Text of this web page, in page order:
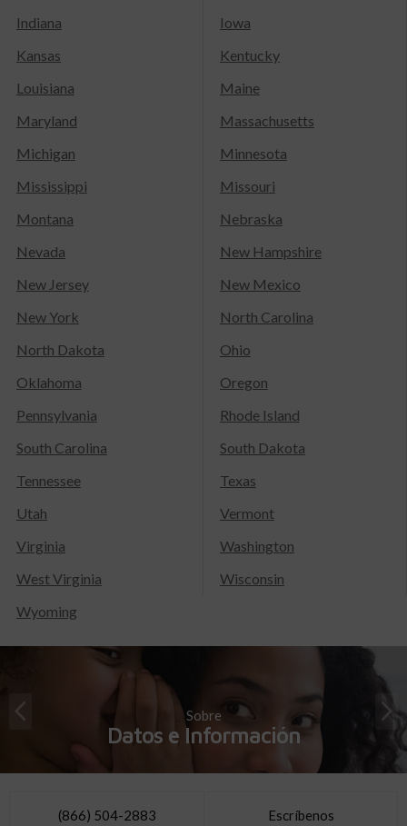
Indiana
Iowa
Kansas
Kentucky
Louisiana
Maine
Maryland
Massachusetts
Michigan
Minnesota
Mississippi
Missouri
Montana
Nebraska
Nevada
New Hampshire
New Jersey
New Mexico
New York
North Carolina
North Dakota
Ohio
Oklahoma
Oregon
Pennsylvania
Rhode Island
South Carolina
South Dakota
Tennessee
Texas
Utah
Vermont
Virginia
Washington
West Virginia
Wisconsin
Wyoming
Sobre
Datos e Información
(866) 504-2883 Escríbenos